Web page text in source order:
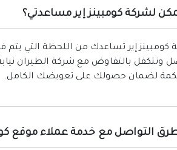
لشركة كومبينز إير مساعدتي؟
كومبينز إير تساعدك من اللحظة التي يتم
وتتكفل بالتفاوض مع شركة الطيران نيابةً
لضمان حصولك على تعويضك الكامل.
التواصل مع خدمة عملاء موقع